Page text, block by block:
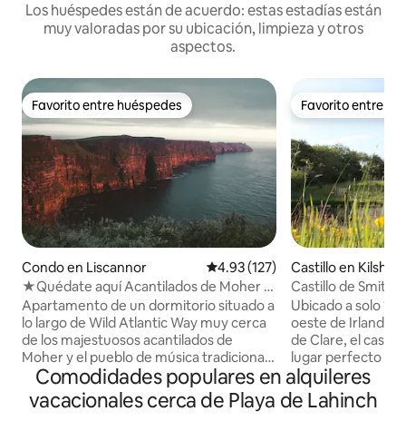
Los huéspedes están de acuerdo: estas estadías están
muy valoradas por su ubicación, limpieza y otros
aspectos.
Favorito entre huéspedes
Favorito entre huéspedes
Condo en Liscannor Calificación promedio: 4.93 de
4.93 (127)
★Quédate aquí Acantilados de Moher y
Doolin★
Apartamento de un dormitorio situado a
lo largo de Wild Atlantic Way muy cerca
de los majestuosos acantilados de
Moher y el pueblo de música tradicional
irlandesa de Doolin. Cama tamaño king
californiano🛌 súper cómoda 🚿Baño con
fabulosa ducha de efecto lluvia. Cocina
Favorito entre
Favorito entre
Castillo en
Castillo de
siglo XV
Ubicado a solo 10
oeste de Irlanda,
de Clare, el
lugar perfecto
aventura
verdadero castillo
de estilo
Comodidades populares en alquileres
vacacionales cerca de Playa de Lahinch